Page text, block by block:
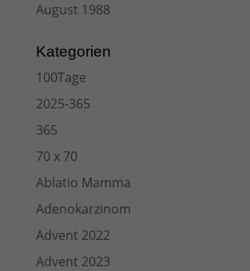
August 1988
Kategorien
100Tage
2025-365
365
70 x 70
Ablatio Mamma
Adenokarzinom
Advent 2022
Advent 2023